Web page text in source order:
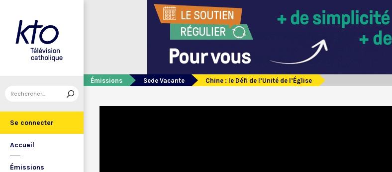
Se connecter
Accueil
Émissions
Émissions Sede Vacante Chine : le Défi de l’Unité de l’Église